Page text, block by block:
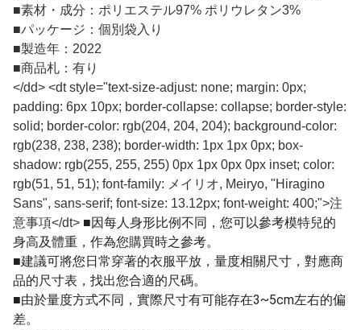
■素材・成分：ポリエステル97% ポリウレタン3%
■パッケージ：個別袋入り
■製造年：2022
■商品札：有り
</dd> <dt style="text-size-adjust: none; margin: 0px;
padding: 6px 10px; border-collapse: collapse; border-style:
solid; border-color: rgb(204, 204, 204); background-color:
rgb(238, 238, 238); border-width: 1px 1px 0px; box-
shadow: rgb(255, 255, 255) 0px 1px 0px 0px inset; color:
rgb(51, 51, 51); font-family: メイリオ, Meiryo, "Hiragino
Sans", sans-serif; font-size: 13.12px; font-weight: 400;">注
意事項</dt> ■因每人身形比例不同，您可以參考模特兒的
身高及體重，作為您購買時之參考。
■建議可將您日常穿著的衣服平放，量度相關尺寸，對應商
品的尺寸表，找出您合適的尺碼。
■由於量度方式不同，實際尺寸有可能存在3~5cm左右的偏
差。